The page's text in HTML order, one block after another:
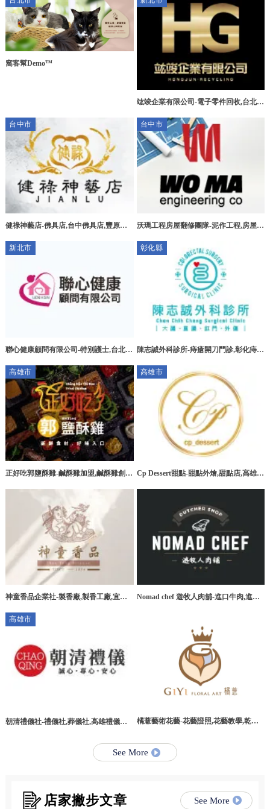
窩客幫Demo™
竑竣企業有限公司-電子零件回收,台北電
電子零件回收
台中市
健祿神藝店-佛具店,台中佛具店,豐原佛
台中市
沃瑪工程房屋翻修團隊-泥作工程,房屋拆
新北市
聯心健康顧問有限公司-特別護士,台北特
彰化縣
陳志誠外科診所-痔瘡開刀門診,彰化痔瘡
高雄市
正好吃郭鹽酥雞-鹹酥雞加盟,鹹酥雞創
高雄市
Cp Dessert甜點-甜點外燴,甜點店,高雄甜
神童香品企業社-製香廠,製香工廠,宜蘭
Nomad chef 遊牧人肉舖-進口牛肉,進口
高雄市
朝清禮儀社-禮儀社,葬儀社,高雄禮儀社,
橘薏藝術花藝-花藝證照,花藝教學,乾燥
See More
店家撇步文章 See More